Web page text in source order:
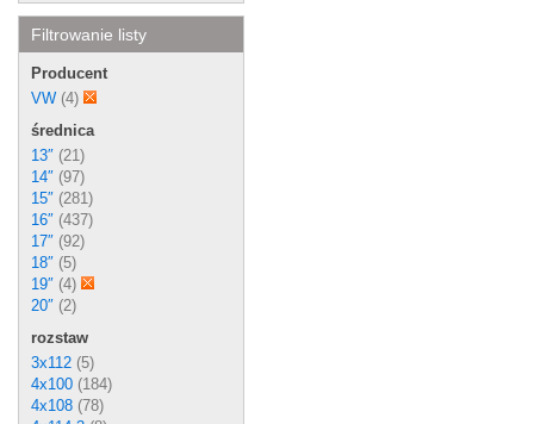
Filtrowanie listy
Producent
VW (4)
średnica
13″ (21)
14″ (97)
15″ (281)
16″ (437)
17″ (92)
18″ (5)
19″ (4)
20″ (2)
rozstaw
3x112 (5)
4x100 (184)
4x108 (78)